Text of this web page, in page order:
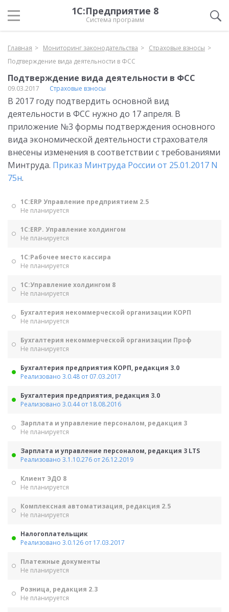
1С:Предприятие 8
Система программ
Главная Мониторинг законодательства
Страховые взносы
Подтверждение вида деятельности в ФСС
Подтверждение вида деятельности в ФСС
09.03.2017 Страховые взносы
В 2017 году подтвердить основной вид
деятельности в ФСС нужно до 17 апреля. В
приложение №3 формы подтверждения основного
вида экономической деятельности страхователя
внесены изменения в соответствии с требованиями
Минтруда. Приказ Минтруда России от 25.01.2017 N
75н.
1С:ERP Управление предприятием 2.5
Не планируется
1С:ERP. Управление холдингом
Не планируется
1С:Рабочее место кассира
Не планируется
1С:Управление холдингом 8
Не планируется
Бухгалтерия некоммерческой организации КОРП
Не планируется
Бухгалтерия некоммерческой организации Проф
Не планируется
Бухгалтерия предприятия КОРП, редакция 3.0
Реализовано 3.0.48 от 07.03.2017
Бухгалтерия предприятия, редакция 3.0
Реализовано 3.0.44 от 18.08.2016
Зарплата и управление персоналом, редакция 3
Не планируется
Зарплата и управление персоналом, редакция 3 LTS
Реализовано 3.1.10.276 от 26.12.2019
Клиент ЭДО 8
Не планируется
Комплексная автоматизация, редакция 2.5
Не планируется
Налогоплательщик
Реализовано 3.0.126 от 17.03.2017
Платежные документы
Не планируется
Розница, редакция 2.3
Не планируется